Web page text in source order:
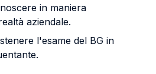
in maniera
aziendale.
l'esame del BG in